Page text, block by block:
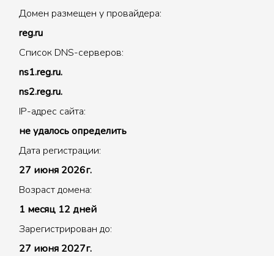
Домен размещен у провайдера:
reg.ru
Список DNS-серверов:
ns1.reg.ru.
ns2.reg.ru.
IP-адрес сайта:
не удалось определить
Дата регистрации:
27 июня 2026г.
Возраст домена:
1 месяц 12 дней
Зарегистрирован до:
27 июня 2027г.